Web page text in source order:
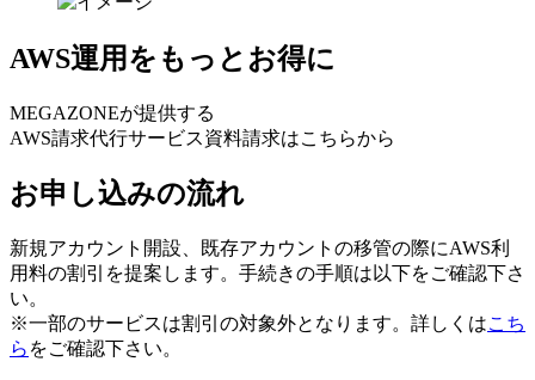
AWS運用をもっとお得に
MEGAZONEが提供する
AWS請求代行サービス資料請求はこちらから
お申し込みの流れ
新規アカウント開設、既存アカウントの移管の際にAWS利
用料の割引を提案します。手続きの手順は以下をご確認下さ
い。
※一部のサービスは割引の対象外となります。詳しくはこち
ら をご確認下さい。